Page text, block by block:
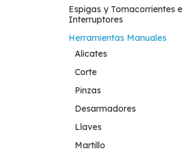
Espigas y Tomacorrientes e
Interruptores
Herramientas Manuales
Alicates
Corte
Pinzas
Desarmadores
Llaves
Martillo